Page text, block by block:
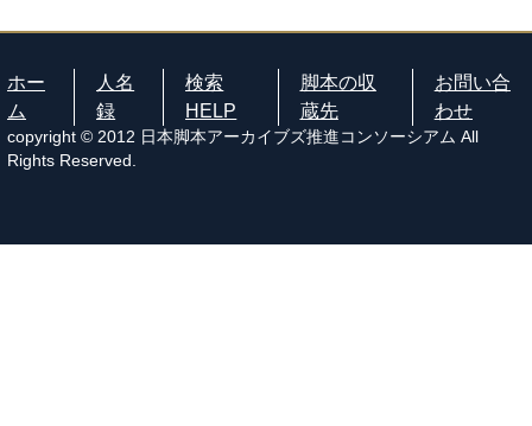
ホー
ム
人名
録
検索
HELP
脚本の収
蔵先
お問い合
わせ
copyright © 2012 日本脚本アーカイブズ推進コンソーシアム All
Rights Reserved.